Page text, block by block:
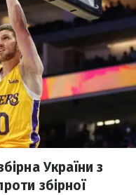
України з
збірної